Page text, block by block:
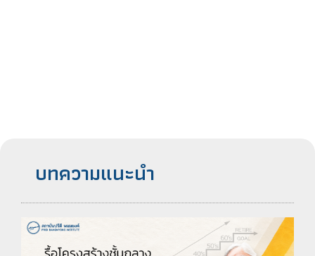
บทความแนะนำ